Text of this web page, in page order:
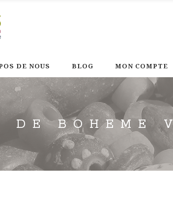
DE NOUS BLOG MON COMPTE
DE BOHEME